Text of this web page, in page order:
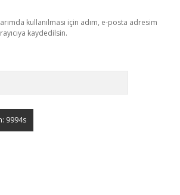
kullanılması için adım, e-posta adresim
kaydedilsin.